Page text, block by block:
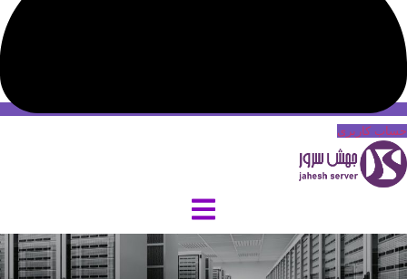
حساب کاربری